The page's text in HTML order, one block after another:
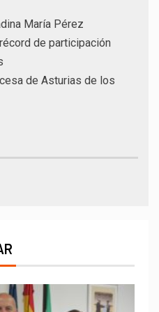
María Pérez
de participación
de Asturias de los